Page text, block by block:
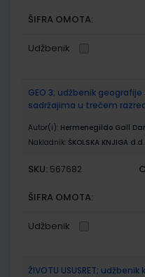
ŠIFRA OMOTA:
Udžbenik
GEO 3; udžbenik
sadržajima u trećem
Autor(i): Hermenegildo Gall
Nakladnik: ŠKOLSKA KNJIGA d.d.
SKU: 567682
ŠIFRA OMOTA:
Udžbenik
ŽIVOTU USUSRET;